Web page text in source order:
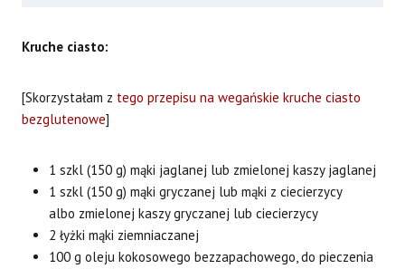
Kruche ciasto:
[Skorzystałam z tego przepisu na wegańskie kruche ciasto
bezglutenowe]
1 szkl (150 g) mąki jaglanej lub zmielonej kaszy jaglanej
1 szkl (150 g) mąki gryczanej lub mąki z ciecierzycy
albo zmielonej kaszy gryczanej lub ciecierzycy
2 łyżki mąki ziemniaczanej
100 g oleju kokosowego bezzapachowego, do pieczenia